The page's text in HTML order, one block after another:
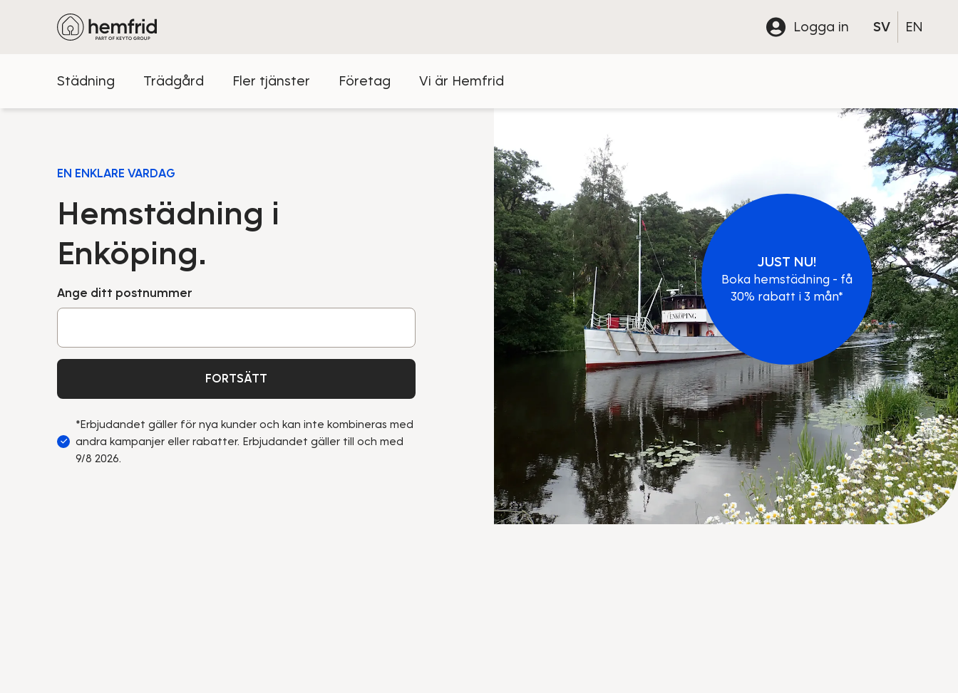
Logga in SV EN
Städning Trädgård Fler tjänster Företag Vi är Hemfrid
JUST NU!
Boka hemstädning - få
30% rabatt i 3 mån*
EN ENKLARE VARDAG
Hemstädning i
Enköping.
Ange ditt postnummer
FORTSÄTT
*Erbjudandet gäller för nya kunder och kan inte kombineras med
andra kampanjer eller rabatter. Erbjudandet gäller till och med
9/8 2026.